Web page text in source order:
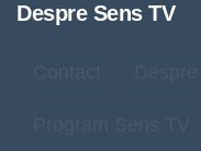
Despre Sens TV